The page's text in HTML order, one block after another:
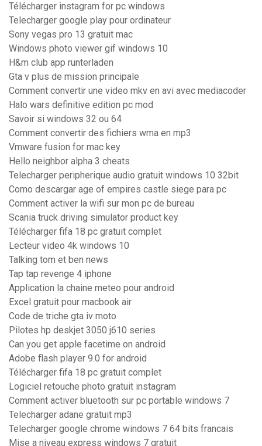
Télécharger instagram for pc windows
Telecharger google play pour ordinateur
Sony vegas pro 13 gratuit mac
Windows photo viewer gif windows 10
H&m club app runterladen
Gta v plus de mission principale
Comment convertir une video mkv en avi avec mediacoder
Halo wars definitive edition pc mod
Savoir si windows 32 ou 64
Comment convertir des fichiers wma en mp3
Vmware fusion for mac key
Hello neighbor alpha 3 cheats
Telecharger peripherique audio gratuit windows 10 32bit
Como descargar age of empires castle siege para pc
Comment activer la wifi sur mon pc de bureau
Scania truck driving simulator product key
Télécharger fifa 18 pc gratuit complet
Lecteur video 4k windows 10
Talking tom et ben news
Tap tap revenge 4 iphone
Application la chaine meteo pour android
Excel gratuit pour macbook air
Code de triche gta iv moto
Pilotes hp deskjet 3050 j610 series
Can you get apple facetime on android
Adobe flash player 9.0 for android
Télécharger fifa 18 pc gratuit complet
Logiciel retouche photo gratuit instagram
Comment activer bluetooth sur pc portable windows 7
Telecharger adane gratuit mp3
Telecharger google chrome windows 7 64 bits francais
Mise a niveau express windows 7 gratuit